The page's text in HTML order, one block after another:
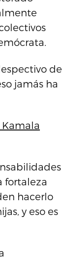
de
jamás ha
fortaleza
hacerlo
y eso es